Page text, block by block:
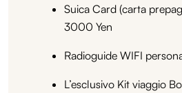
Suica Card (carta
3000 Yen
Radioguide WIFI
L’esclusivo Kit viaggio